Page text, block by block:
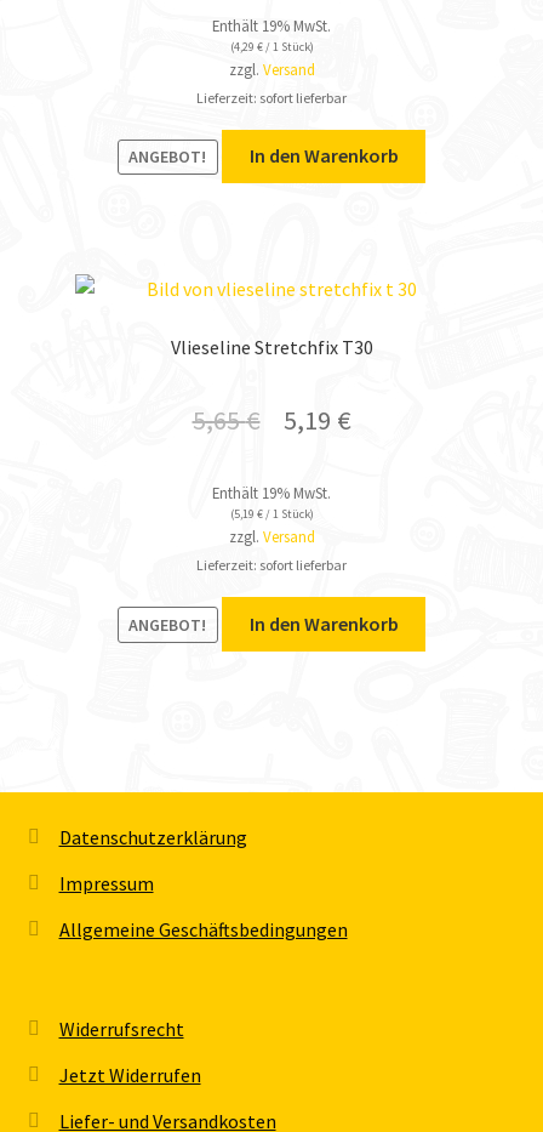
Enthält 19% MwSt.
(4,29 €/ 1 Stück)
zzgl. Versand
Lieferzeit: sofort lieferbar
ANGEBOT! In den Warenkorb
Vlieseline Stretchfix T30
5,65€ 5,19 €
Enthält 19% MwSt.
(5,19 €/ 1 Stück)
zzgl. Versand
Lieferzeit: sofort lieferbar
ANGEBOT! In den Warenkorb
Datenschutzerklärung
Impressum
Allgemeine Geschäftsbedingungen
Widerrufsrecht
Jetzt Widerrufen
Liefer- und Versandkosten